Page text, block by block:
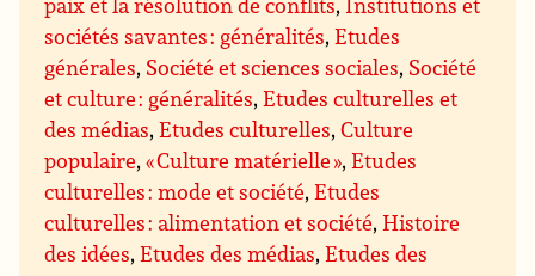
sociétés savantes : généralités,Etudes
générales, Société et sciences sociales, Société
et culture : généralités,Etudes culturelles et
des médias,Etudes culturelles,Culture
populaire,« Culture matérielle »,Etudes
culturelles : mode et société,Etudes
culturelles : alimentation et société,Histoire
des idées,Etudes des médias,Etudes des